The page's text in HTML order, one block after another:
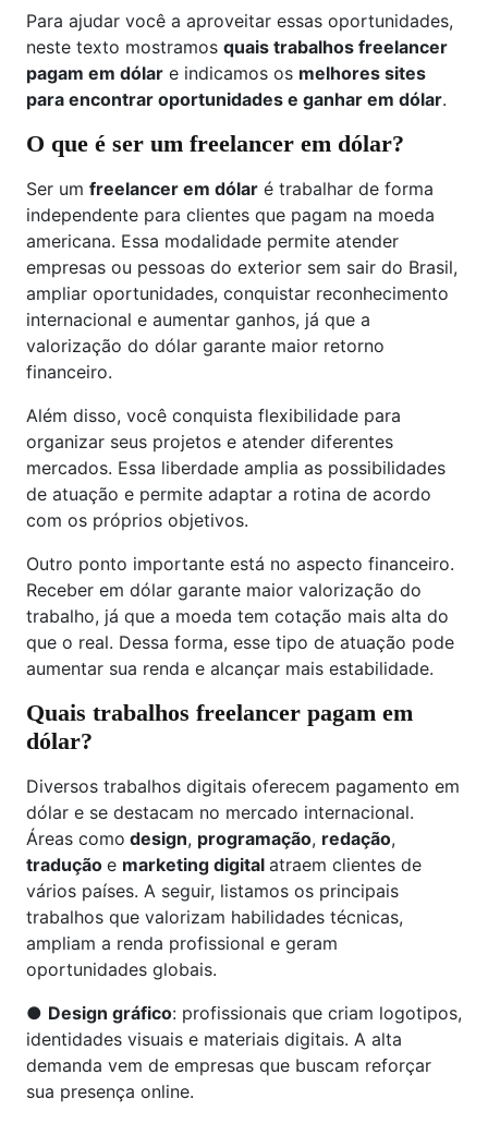
Para ajudar você a aproveitar essas oportunidades,
neste texto mostramos quais trabalhos freelancer
pagam em dólar e indicamos os melhores sites
para encontrar oportunidades e ganhar em dólar.
O que é ser um freelancer em dólar?
Ser um freelancer em dólar é trabalhar de forma
independente para clientes que pagam na moeda
americana. Essa modalidade permite atender
empresas ou pessoas do exterior sem sair do Brasil,
ampliar oportunidades, conquistar reconhecimento
internacional e aumentar ganhos, já que a
valorização do dólar garante maior retorno
financeiro.
Além disso, você conquista flexibilidade para
organizar seus projetos e atender diferentes
mercados. Essa liberdade amplia as possibilidades
de atuação e permite adaptar a rotina de acordo
com os próprios objetivos.
Outro ponto importante está no aspecto financeiro.
Receber em dólar garante maior valorização do
trabalho, já que a moeda tem cotação mais alta do
que o real. Dessa forma, esse tipo de atuação pode
aumentar sua renda e alcançar mais estabilidade.
Quais trabalhos freelancer pagam em
dólar?
Diversos trabalhos digitais oferecem pagamento em
dólar e se destacam no mercado internacional.
Áreas como design, programação, redação,
tradução e marketing digital atraem clientes de
vários países. A seguir, listamos os principais
trabalhos que valorizam habilidades técnicas,
ampliam a renda profissional e geram
oportunidades globais.
● Design gráfico: profissionais que criam logotipos,
identidades visuais e materiais digitais. A alta
demanda vem de empresas que buscam reforçar
sua presença online.